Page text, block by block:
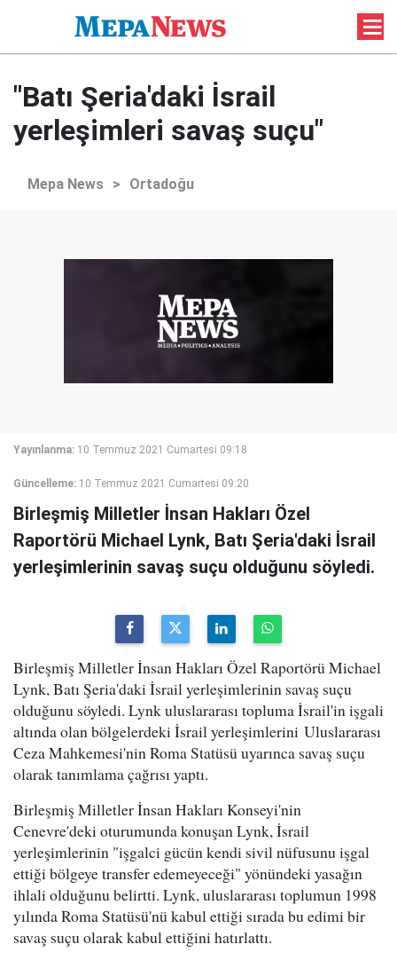
"Batı Şeria'daki İsrail
yerleşimleri savaş suçu"
Mepa News > Ortadoğu
Yayınlanma: 10 Temmuz 2021 Cumartesi 09:18
Güncelleme: 10 Temmuz 2021 Cumartesi 09:20
Birleşmiş Milletler İnsan Hakları Özel
Raportörü Michael Lynk, Batı Şeria'daki İsrail
yerleşimlerinin savaş suçu olduğunu söyledi.
Birleşmiş Milletler İnsan Hakları Özel Raportörü Michael
Lynk, Batı Şeria'daki İsrail yerleşimlerinin savaş suçu
olduğunu söyledi. Lynk uluslararası topluma İsrail'in işgali
altında olan bölgelerdeki İsrail yerleşimlerini Uluslararası
Ceza Mahkemesi'nin Roma Statüsü uyarınca savaş suçu
olarak tanımlama çağrısı yaptı.
Birleşmiş Milletler İnsan Hakları Konseyi'nin
Cenevre'deki oturumunda konuşan Lynk, İsrail
yerleşimlerinin "işgalci gücün kendi sivil nüfusunu işgal
ettiği bölgeye transfer edemeyeceği" yönündeki yasağın
ihlali olduğunu belirtti. Lynk, uluslararası toplumun 1998
yılında Roma Statüsü'nü kabul ettiği sırada bu edimi bir
savaş suçu olarak kabul ettiğini hatırlattı.